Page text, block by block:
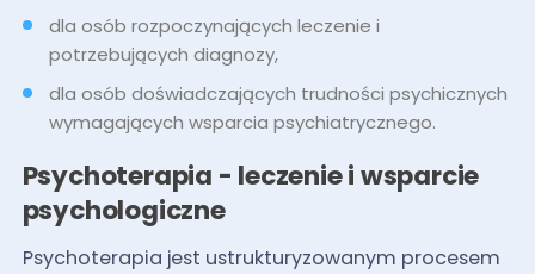
dla osób rozpoczynających leczenie i
potrzebujących diagnozy,
dla osób doświadczających trudności psychicznych
wymagających wsparcia psychiatrycznego.
Psychoterapia - leczenie i wsparcie
psychologiczne
Psychoterapia jest ustrukturyzowanym procesem